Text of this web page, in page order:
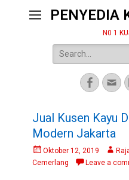
PENYEDIA
N0 1
Search
for:
Jual Kusen Kayu
Modern Jakarta
Posted
on
Oktober 12, 2019 Author
Cemerlang
Leave a